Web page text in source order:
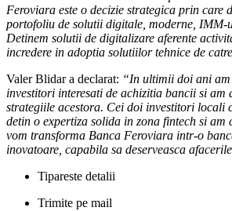
Feroviara este o decizie strategica prin care
portofoliu de solutii digitale, moderne,
Detinem solutii de digitalizare aferente
incredere in adoptia solutiilor tehnice de
Valer Blidar a declarat: “In ultimii doi ani
investitori interesati de achizitia bancii si am
strategiile acestora. Cei doi investitori locali
detin o expertiza solida in zona fintech si am
vom transforma Banca Feroviara intr-o
inovatoare, capabila sa deserveasca
Tipareste detalii
Trimite pe mail